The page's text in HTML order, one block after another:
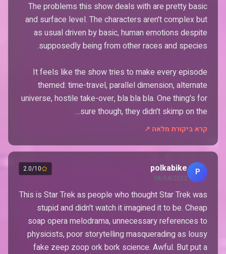
The problems this show deals with are pretty basic
and surface level. The characters aren't complex but
as usual driven by basic, human emotions despite
It feels like the show tries to make every episode
themed: time-travel, parallel dimension, alternate
universe, hostile take-over, bla bla bla. One thing's for
sure though, they didn't skimp on the…
קרא ביקורת מלאה ↗
P
polkabike
08/04/2022
2.0/10
This is Star Trek as people who thought Star Trek was
stupid and didn't watch it imagined it to be. Cheap
soap opera melodrama, unnecessary references to
physicists, poor storytelling masquerading as lousy
fake zeep zoop ork bork science. Awful. But put a